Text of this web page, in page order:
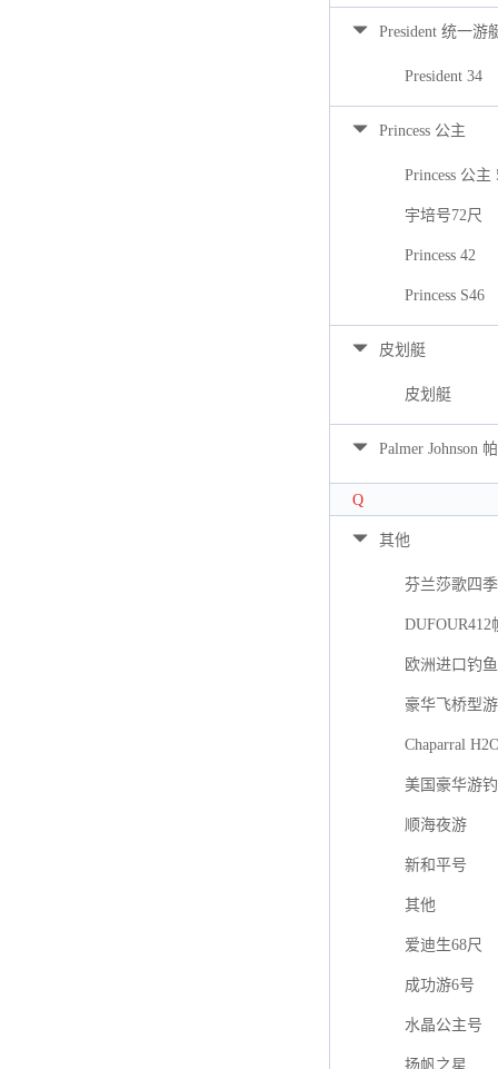
President 统一游
President 34
Princess 公主
Princess 公主
宇培号72尺
Princess 42
Princess S46
皮划艇
皮划艇
Palmer Johnson
Q
其他
芬兰莎歌四
DUFOUR412
欧洲进口钓
豪华飞桥型
Chaparral
美国豪华游
顺海夜游
新和平号
其他
爱迪生68尺
成功游6号
水晶公主号
扬帆之星